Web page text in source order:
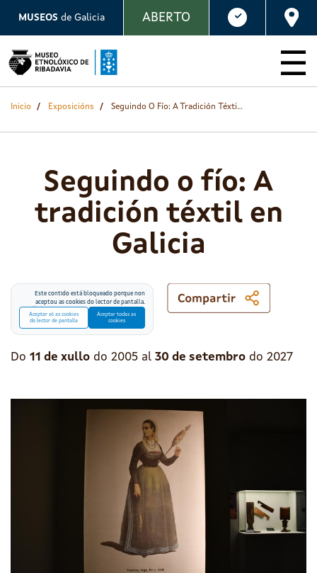
principal
MUSEOS de Galicia ABERTO
Inicio Exposicións Seguindo O Fío: A Tradición Téxtil En Galicia
Seguindo o fío: A
tradición téxtil en
Galicia
Este contido está bloqueado porque non
aceptou as cookies do lector de pantalla.
Aceptar só as cookies
do lector de pantalla
Aceptar todas as
cookies
Do 11 de xullo do 2005 al 30 de setembro do 2027